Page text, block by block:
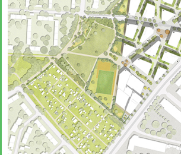
Talk im DAZ: „Wie geht
Wohnraumproduktion
einfach?“
Andreas Krauth diskutiert im
„Wie geht
einfach?“ im Deutschen
Architekturzentrum (DAZ) am
28.05.2026 um 19 Uhr und
als Input das
Genossenschaftsprojekt Das